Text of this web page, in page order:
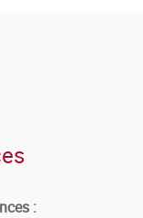
: